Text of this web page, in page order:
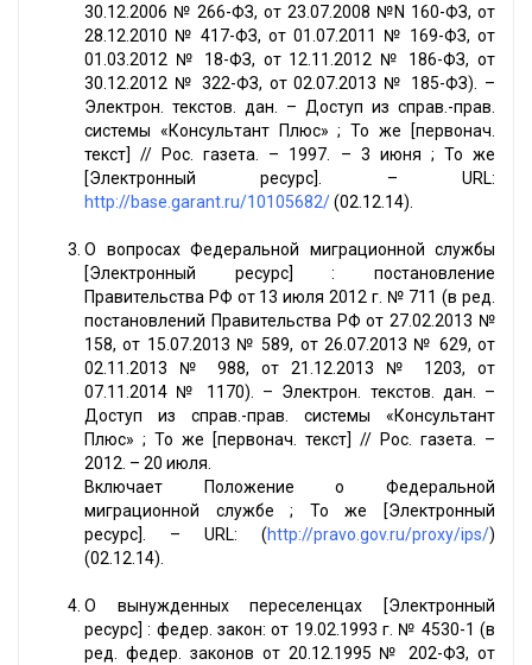
30.12.2006 № 266-ФЗ, от 23.07.2008 №N 160-ФЗ, от
28.12.2010 № 417-ФЗ, от 01.07.2011 № 169-ФЗ, от
01.03.2012 № 18-ФЗ, от 12.11.2012 № 186-ФЗ, от
30.12.2012 № 322-ФЗ, от 02.07.2013 № 185-ФЗ). –
Электрон. текстов. дан. – Доступ из справ.-прав.
системы «Консультант Плюс» ; То же [первонач.
текст] // Рос. газета. – 1997. – 3 июня ; То же
[Электронный ресурс]. – URL:
http://base.garant.ru/10105682/(02.12.14).
О вопросах Федеральной миграционной службы
[Электронный ресурс] : постановление
Правительства РФ от 13 июля 2012 г. № 711 (в ред.
постановлений Правительства РФ от 27.02.2013 №
158, от 15.07.2013 № 589, от 26.07.2013 № 629, от
02.11.2013 № 988, от 21.12.2013 № 1203, от
07.11.2014 № 1170). – Электрон. текстов. дан. –
Доступ из справ.-прав. системы «Консультант
Плюс» ; То же [первонач. текст] // Рос. газета. –
2012. – 20 июля.
Включает Положение о Федеральной
миграционной службе ; То же [Электронный
ресурс]. – URL: (http://pravo.gov.ru/proxy/ips/)
(02.12.14).
О вынужденных переселенцах [Электронный
ресурс] : федер. закон: от 19.02.1993 г. № 4530-1 (в
ред. федер. законов от 20.12.1995 № 202-ФЗ, от